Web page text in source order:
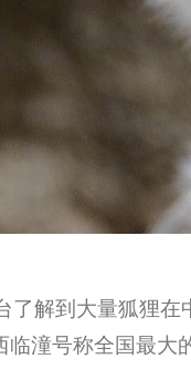
了解到大量狐狸
潼号称全国最